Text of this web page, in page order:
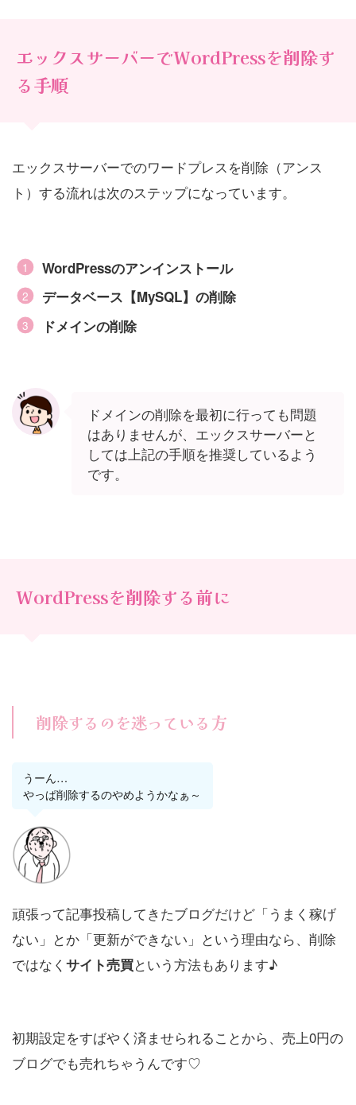
エックスサーバーでWordPressを削除す
る手順
エックスサーバーでのワードプレスを削除（アンス
ト）する流れは次のステップになっています。
WordPressのアンインストール
データベース【MySQL】の削除
ドメインの削除
ドメインの削除を最初に行っても問題
はありませんが、エックスサーバーと
しては上記の手順を推奨しているよう
です。
WordPressを削除する前に
削除するのを迷っている方
うーん…
やっぱ削除するのやめようかなぁ～
頑張って記事投稿してきたブログだけど「うまく稼げ
ない」とか「更新ができない」という理由なら、削除
ではなく サイト売買という方法もあります♪
初期設定をすばやく済ませられることから、売上0円の
ブログでも売れちゃうんです♡